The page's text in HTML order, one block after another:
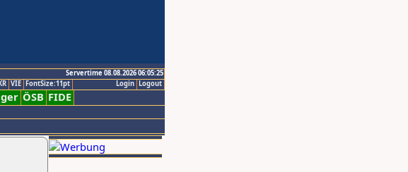
Servertime 08.08.2026 06:05:25
Logout
Login
VIE FontSize:11pt
ÖSB FIDE